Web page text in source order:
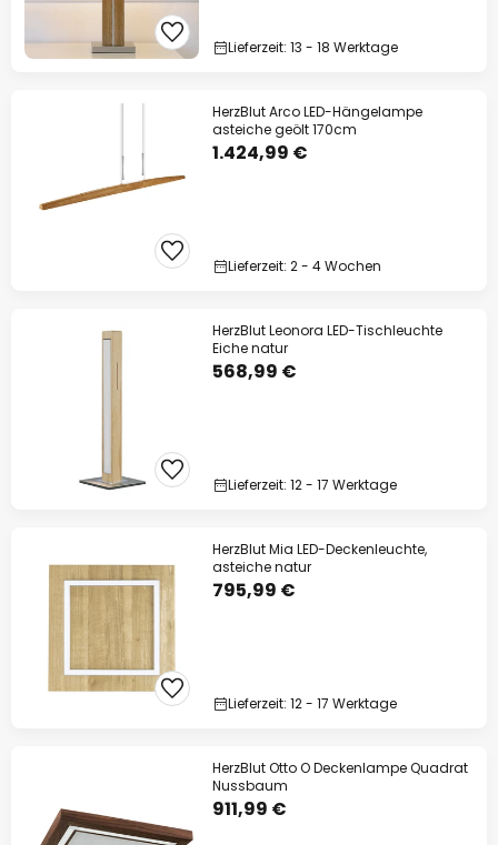
Lieferzeit: 13 - 18 Werktage
HerzBlut Arco LED-Hängelampe
asteiche geölt 170cm
1.424,99 €
Lieferzeit: 2 - 4 Wochen
HerzBlut Leonora LED-Tischleuchte
Eiche natur
568,99 €
Lieferzeit: 12 - 17 Werktage
HerzBlut Mia LED-Deckenleuchte,
asteiche natur
795,99 €
Lieferzeit: 12 - 17 Werktage
HerzBlut Otto O Deckenlampe Quadrat
Nussbaum
911,99 €